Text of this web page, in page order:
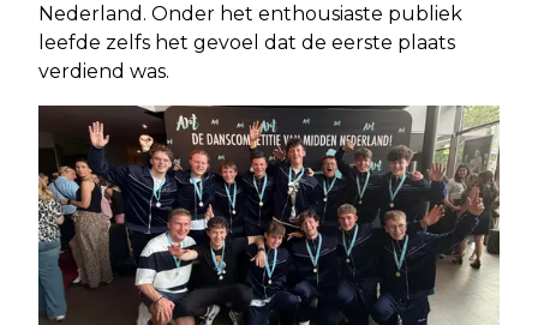
Nederland. Onder het enthousiaste publiek
leefde zelfs het gevoel dat de eerste plaats
verdiend was.